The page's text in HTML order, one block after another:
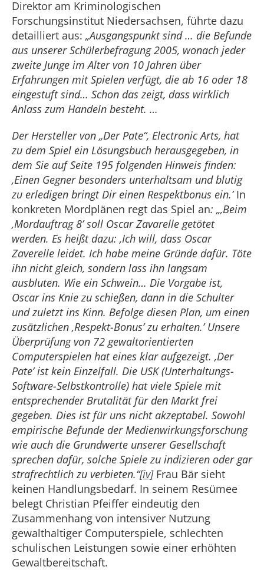
Direktor am Kriminologischen
Forschungsinstitut Niedersachsen, führte dazu
detailliert aus: „Ausgangspunkt sind … die Befunde
aus unserer Schülerbefragung 2005, wonach jeder
zweite Junge im Alter von 10 Jahren über
Erfahrungen mit Spielen verfügt, die ab 16 oder 18
eingestuft sind… Schon das zeigt, dass wirklich
Anlass zum Handeln besteht. …
Der Hersteller von „Der Pate“, Electronic Arts, hat
zu dem Spiel ein Lösungsbuch herausgegeben, in
dem Sie auf Seite 195 folgenden Hinweis finden:
‚Einen Gegner besonders unterhaltsam und blutig
zu erledigen bringt Dir einen Respektbonus ein.’In
konkreten Mordplänen regt das Spiel an: „‚Beim
‚Mordauftrag 8’ soll Oscar Zavarelle getötet
werden. Es heißt dazu: ‚Ich will, dass Oscar
Zaverelle leidet. Ich habe meine Gründe dafür. Töte
ihn nicht gleich, sondern lass ihn langsam
ausbluten. Wie ein Schwein… Die Vorgabe ist,
Oscar ins Knie zu schießen, dann in die Schulter
und zuletzt ins Kinn. Befolge diesen Plan, um einen
zusätzlichen ‚Respekt-Bonus’ zu erhalten.’ Unsere
Überprüfung von 72 gewaltorientierten
Computerspielen hat eines klar aufgezeigt. ‚Der
Pate’ ist kein Einzelfall. Die USK (Unterhaltungs-
Software-Selbstkontrolle) hat viele Spiele mit
entsprechender Brutalität für den Markt frei
gegeben. Dies ist für uns nicht akzeptabel. Sowohl
empirische Befunde der Medienwirkungsforschung
wie auch die Grundwerte unserer Gesellschaft
sprechen dafür, solche Spiele zu indizieren oder gar
strafrechtlich zu verbieten.“[iv]Frau Bär sieht
keinen Handlungsbedarf. In seinem Resümee
belegt Christian Pfeiffer eindeutig den
Zusammenhang von intensiver Nutzung
gewalthaltiger Computerspiele, schlechten
schulischen Leistungen sowie einer erhöhten
Gewaltbereitschaft.